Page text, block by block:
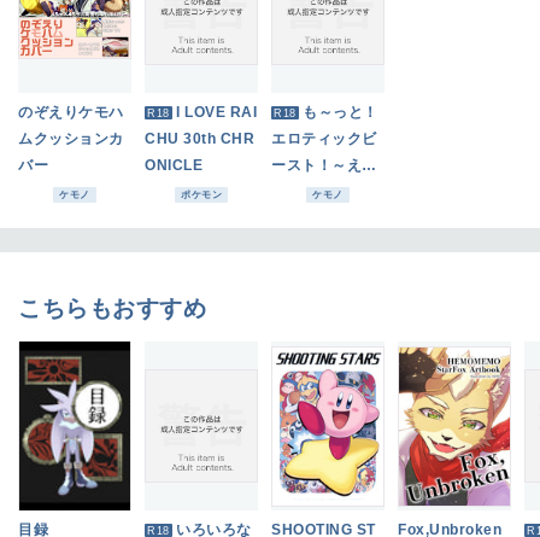
のぞえりケモハ
ムクッションカ
バー
ケモノ
R18 I LOVE RAI
CHU 30th CHR
ONICLE
ポケモン
R18 も～っと！
エロティックビ
ースト！～えち
ちあらんや～
ケモノ
こちらもおすすめ
目録 R18 いろいろな SHOOTING ST Fox,Unbroken